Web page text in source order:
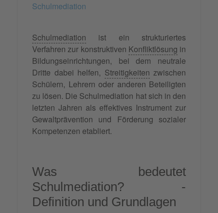
Schulmediation
Schulmediation ist ein strukturiertes
Verfahren zur konstruktiven Konfliktlösung in
Bildungseinrichtungen, bei dem neutrale
Dritte dabei helfen, Streitigkeiten zwischen
Schülern, Lehrern oder anderen Beteiligten
zu lösen. Die Schulmediation hat sich in den
letzten Jahren als effektives Instrument zur
Gewaltprävention und Förderung sozialer
Kompetenzen etabliert.
Was bedeutet
Schulmediation? -
Definition und Grundlagen